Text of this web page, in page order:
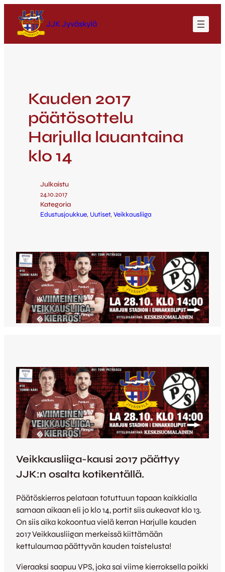
JJK Jyväskylä
Kauden 2017
päätösottelu
Harjulla lauantaina
klo 14
Julkaistu
24.10.2017
Kategoria
Edustusjoukkue, Uutiset, Veikkausliiga
Veikkausliiga-kausi 2017 päättyy
JJK:n osalta kotikentällä.
Päätöskierros pelataan totuttuun tapaan kaikkialla
samaan aikaan eli jo klo 14, portit siis aukeavat klo 13.
On siis aika kokoontua vielä kerran Harjulle kauden
2017 Veikkausliigan merkeissä kiittämään
kettulaumaa päättyvän kauden taistelusta!
Vieraaksi saapuu VPS, joka sai viime kierroksella poikki